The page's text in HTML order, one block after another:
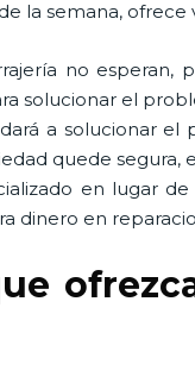
la semana, ofrece
no
solucionar el
a solucionar
quede segura,
en lugar
dinero en